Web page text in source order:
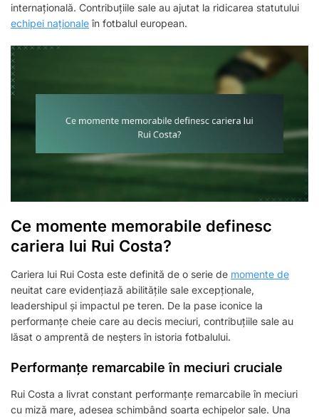
internațională. Contribuțiile sale au ajutat la ridicarea statutului
echipei naționale în fotbalul european.
Ce momente memorabile definesc
cariera lui Rui Costa?
Cariera lui Rui Costa este definită de o serie de momente de
neuitat care evidențiază abilitățile sale excepționale,
leadershipul și impactul pe teren. De la pase iconice la
performanțe cheie care au decis meciuri, contribuțiile sale au
lăsat o amprentă de neșters în istoria fotbalului.
Performanțe remarcabile în meciuri cruciale
Rui Costa a livrat constant performanțe remarcabile în meciuri
cu miză mare, adesea schimbând soarta echipelor sale. Una